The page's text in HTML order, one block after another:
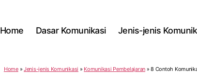
Home Dasar Komunikasi Jenis-jenis
Home» Jenis-jenis Komunikasi » Komunikasi Pembelajaran »8 Contoh